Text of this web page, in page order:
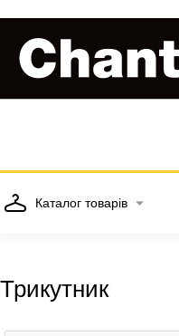
Каталог товарів
Трикутник